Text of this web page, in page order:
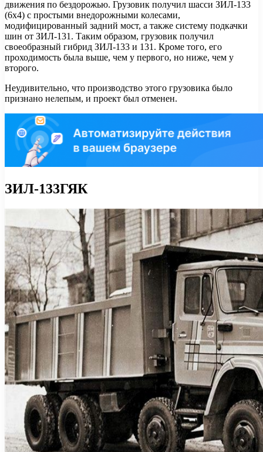
движения по бездорожью. Грузовик получил шасси ЗИЛ-133
(6х4) с простыми внедорожными колесами,
модифицированный задний мост, а также систему подкачки
шин от ЗИЛ-131. Таким образом, грузовик получил
своеобразный гибрид ЗИЛ-133 и 131. Кроме того, его
проходимость была выше, чем у первого, но ниже, чем у
второго.
Неудивительно, что производство этого грузовика было
признано нелепым, и проект был отменен.
ЗИЛ-133ГЯК